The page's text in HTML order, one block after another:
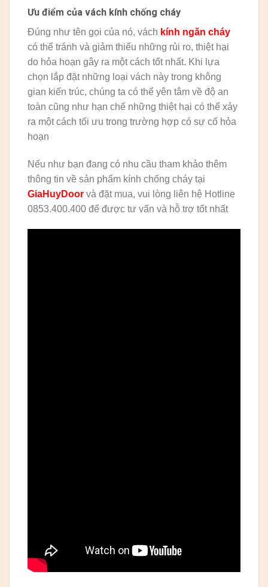
Ưu điểm của vách kính chống cháy
Đúng như tên gọi của nó, vách kính ngăn cháy
có thể tránh và giảm thiểu những rủi ro, thiệt hại
do hỏa hoạn gây ra một cách tốt nhất. Khi lựa
chọn lắp đặt những loại vách này trong không
gian kiến trúc, chúng ta có thể yên tâm về độ an
toàn cũng như hạn chế những thiệt hại có thể xảy
ra một cách tối ưu trong trường hợp có sự cố hỏa
hoạn
Nếu như bạn đang có nhu cầu tham khảo thêm
thông tin về sản phẩm kính chống cháy tại
GiaHuyDoor và đặt mua, vui lòng liên hệ Hotline
0853.400.400 để được tư vấn và hỗ trợ tốt nhất